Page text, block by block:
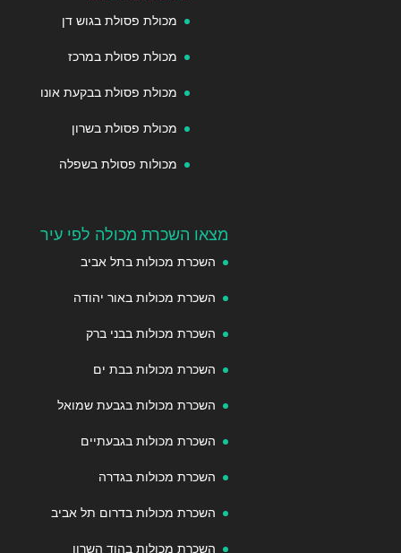
מכולת פסולת בגוש דן
מכולת פסולת במרכז
מכולת פסולת בבקעת אונו
מכולת פסולת בשרון
מכולות פסולת בשפלה
מצאו השכרת מכולה לפי עיר
השכרת מכולות בתל אביב
השכרת מכולות באור יהודה
השכרת מכולות בבני ברק
השכרת מכולות בבת ים
השכרת מכולות בגבעת שמואל
השכרת מכולות בגבעתיים
השכרת מכולות בגדרה
השכרת מכולות בדרום תל אביב
השכרת מכולות בהוד השרון